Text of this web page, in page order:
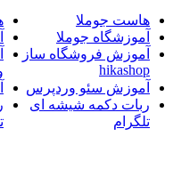
هاست جوملا
آموزشگاه جوملا
آموزش فروشگاه ساز
hikashop
آموزش سئو وردپرس
ربات دکمه شیشه ای
تلگرام